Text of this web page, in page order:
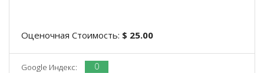
Оценочная Стоимость: $ 25.00
Google Индекс: 0